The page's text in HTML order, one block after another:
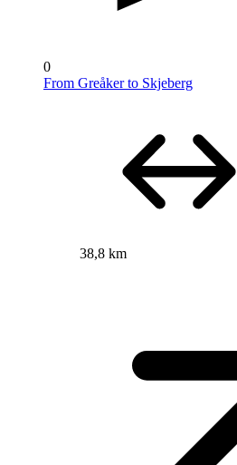
0
From Greåker to Skjeberg
38,8 km